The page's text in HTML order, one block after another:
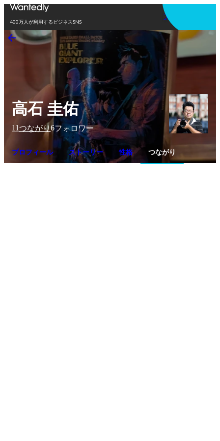
400万人が利用するビジネスSNS
アプリを使う
高石 圭佑
11つながり 6フォロワー
プロフィール ストーリー 性格 つながり